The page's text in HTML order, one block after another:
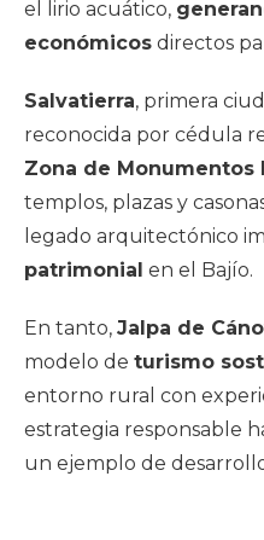
el lirio acuático,
económicos directos
Salvatierra, primera
reconocida por cédula
Zona de Monumentos
templos, plazas y
legado arquitectónico
patrimonial en el Bajío.
En tanto, Jalpa de
modelo de turismo
entorno rural con
estrategia responsable
un ejemplo de